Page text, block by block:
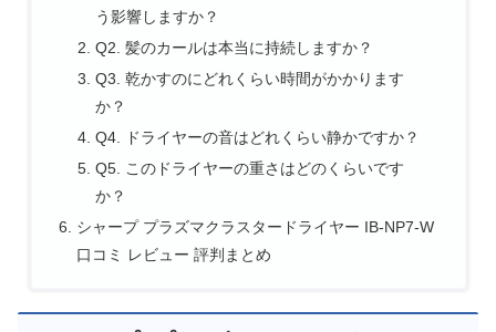
う影響しますか？
Q2. 髪のカールは本当に持続しますか？
Q3. 乾かすのにどれくらい時間がかかります
か？
Q4. ドライヤーの音はどれくらい静かですか？
Q5. このドライヤーの重さはどのくらいです
か？
シャープ プラズマクラスタードライヤー IB-NP7-W
口コミ レビュー 評判まとめ